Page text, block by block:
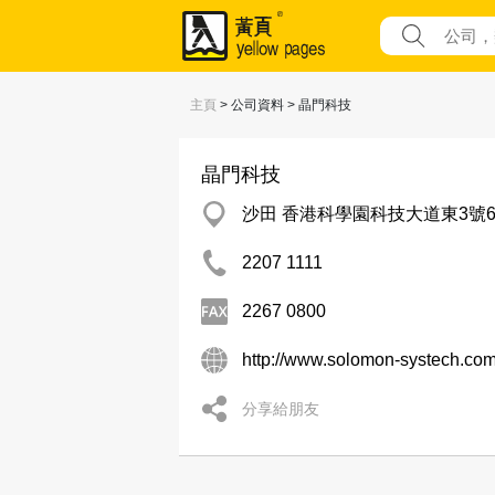
主頁 > 公司資料 > 晶門科技
晶門科技
沙田 香港科學園科技大道東3號
2207 1111
2267 0800
http://www.solomon-
分享給朋友